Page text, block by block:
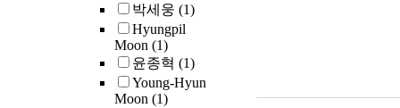
박세웅 (1)
Hyungpil
Moon (1)
윤종혁 (1)
Young-Hyun
Moon (1)